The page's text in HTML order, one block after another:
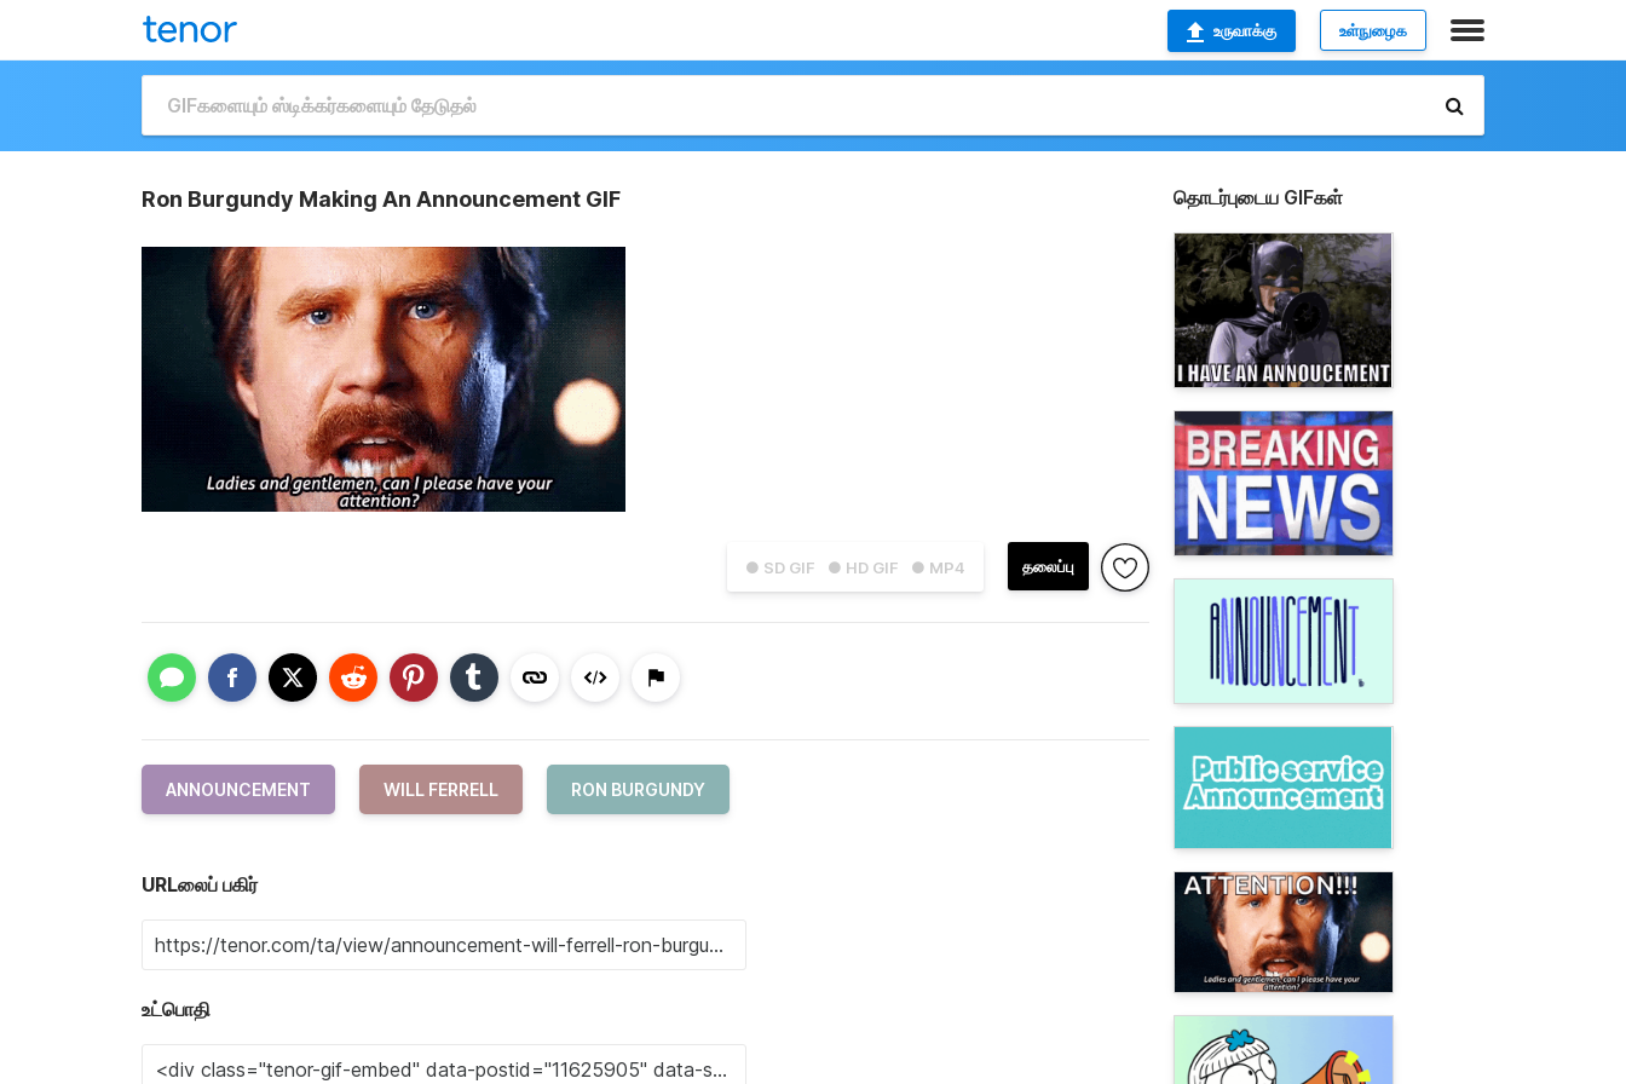
உருவாக்கு உள்நுழைக
Ron Burgundy Making An Announcement GIF
● SD GIF ● HD GIF ● MP4 தலைப்பு
ANNOUNCEMENT WILL FERRELL RON BURGUNDY
URLலைப் பகிர்
உட்பொதி
தொடர்புடைய GIFகள்